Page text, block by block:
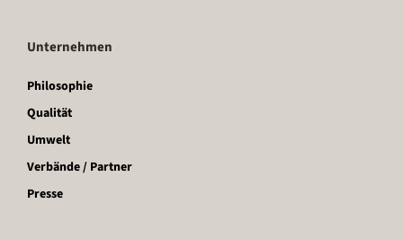
Unternehmen
Philosophie
Qualität
Umwelt
Verbände / Partner
Presse